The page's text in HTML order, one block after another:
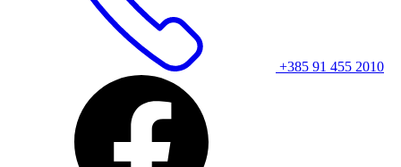
+385 91 455 2010